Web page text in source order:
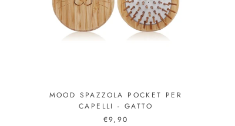
MOOD SPAZZOLA POCKET PER
CAPELLI - GATTO
€9,90